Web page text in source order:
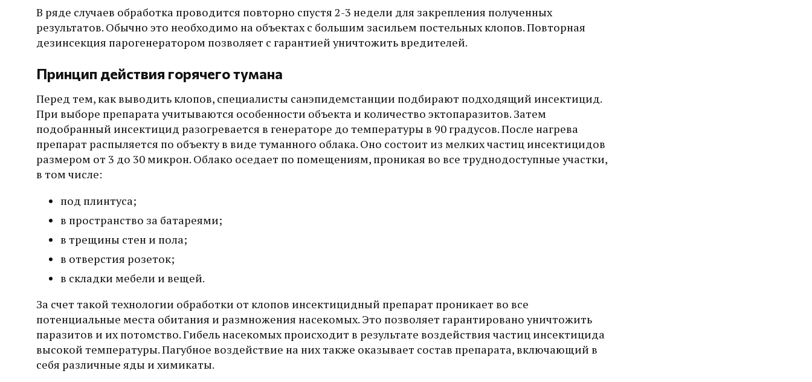
В ряде случаев обработка проводится повторно спустя 2-3 недели для закрепления полученных
результатов. Обычно это необходимо на объектах с большим засильем постельных клопов. Повторная
дезинсекция парогенератором позволяет с гарантией уничтожить вредителей.
Принцип действия горячего тумана
Перед тем, как выводить клопов, специалисты санэпидемстанции подбирают подходящий инсектицид.
При выборе препарата учитываются особенности объекта и количество эктопаразитов. Затем
подобранный инсектицид разогревается в генераторе до температуры в 90 градусов. После нагрева
препарат распыляется по объекту в виде туманного облака. Оно состоит из мелких частиц инсектицидов
размером от 3 до 30 микрон. Облако оседает по помещениям, проникая во все труднодоступные участки,
в том числе:
под плинтуса;
в пространство за батареями;
в трещины стен и пола;
в отверстия розеток;
в складки мебели и вещей.
За счет такой технологии обработки от клопов инсектицидный препарат проникает во все
потенциальные места обитания и размножения насекомых. Это позволяет гарантировано уничтожить
паразитов и их потомство. Гибель насекомых происходит в результате воздействия частиц инсектицида
высокой температуры. Пагубное воздействие на них также оказывает состав препарата, включающий в
себя различные яды и химикаты.